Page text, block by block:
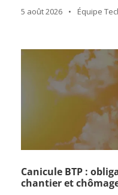
5 août 2026 • Équipe
Canicule BTP :
chantier et